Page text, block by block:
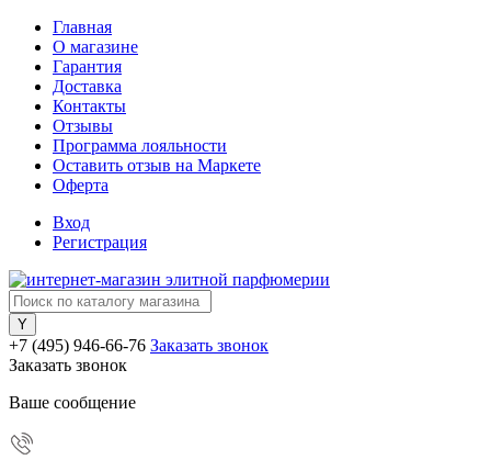
Главная
О магазине
Гарантия
Доставка
Контакты
Отзывы
Программа лояльности
Оставить отзыв на Маркете
Оферта
Вход
Регистрация
+7 (495) 946-66-76 Заказать звонок
Заказать звонок
Ваше сообщение